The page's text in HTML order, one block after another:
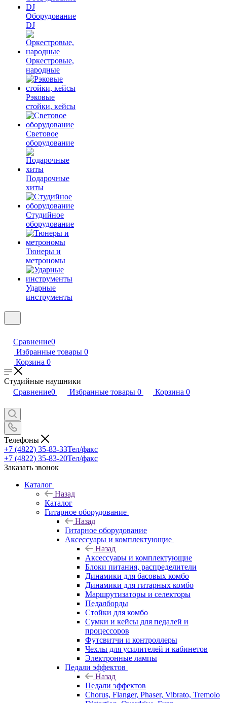
Оборудование
DJ
Оркестровые,
народные
Рэковые
стойки, кейсы
Световое
оборудование
Подарочные
хиты
Студийное
оборудование
Тюнеры и
метрономы
Ударные
инструменты
Сравнение0
Избранные товары 0
Корзина 0
Студийные наушники
Сравнение0 Избранные товары 0 Корзина 0
Телефоны
+7 (4822) 35-83-33Тел/факс
+7 (4822) 35-83-20Тел/факс
Заказать звонок
Каталог
Назад
Каталог
Гитарное оборудование
Назад
Гитарное оборудование
Аксессуары и комплектующие
Назад
Аксессуары и комплектующие
Блоки питания, распределители
Динамики для басовых комбо
Динамики для гитарных комбо
Маршрутизаторы и селекторы
Педалборды
Стойки для комбо
Сумки и кейсы для педалей и
процессоров
Футсвитчи и контроллеры
Чехлы для усилителей и кабинетов
Электронные лампы
Педали эффектов
Назад
Педали эффектов
Chorus, Flanger, Phaser, Vibrato, Tremolo